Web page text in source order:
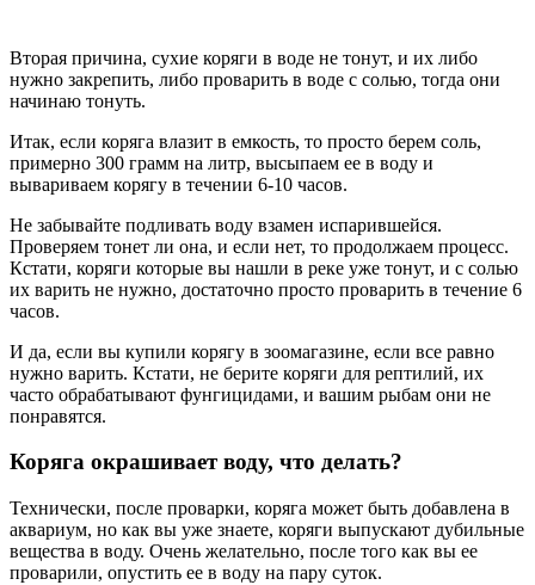
Вторая причина, сухие коряги в воде не тонут, и их либо
нужно закрепить, либо проварить в воде с солью, тогда они
начинаю тонуть.
Итак, если коряга влазит в емкость, то просто берем соль,
примерно 300 грамм на литр, высыпаем ее в воду и
вывариваем корягу в течении 6-10 часов.
Не забывайте подливать воду взамен испарившейся.
Проверяем тонет ли она, и если нет, то продолжаем процесс.
Кстати, коряги которые вы нашли в реке уже тонут, и с солью
их варить не нужно, достаточно просто проварить в течение 6
часов.
И да, если вы купили корягу в зоомагазине, если все равно
нужно варить. Кстати, не берите коряги для рептилий, их
часто обрабатывают фунгицидами, и вашим рыбам они не
понравятся.
Коряга окрашивает воду, что делать?
Технически, после проварки, коряга может быть добавлена в
аквариум, но как вы уже знаете, коряги выпускают дубильные
вещества в воду. Очень желательно, после того как вы ее
проварили, опустить ее в воду на пару суток.